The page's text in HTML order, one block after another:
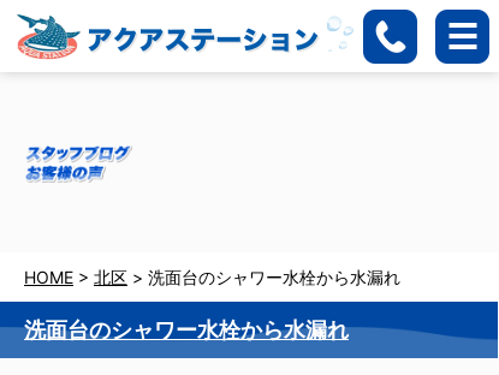
HOME > 北区 > 洗面台のシャワー水栓から水漏れ
洗面台のシャワー水栓から水漏れ